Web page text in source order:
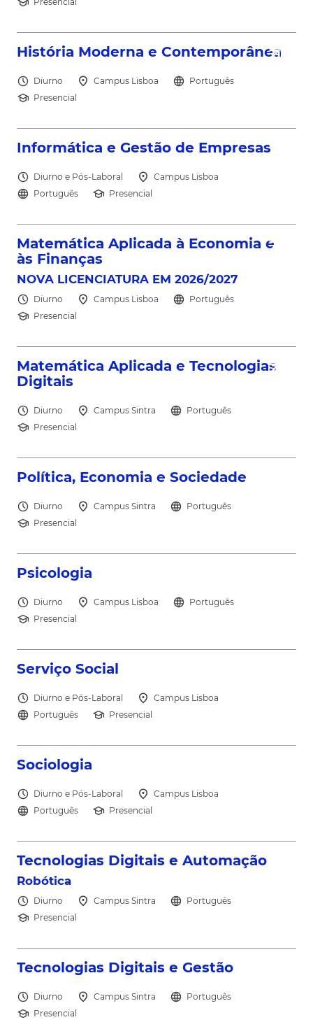
north_east
História Moderna e Contemporânea
schedule Diurno location_on Campus Lisboa language Português
school Presencial
north_east
Informática e Gestão de Empresas
schedule Diurno e Pós-Laboral location_on Campus Lisboa
language Português school Presencial
north_east
Matemática Aplicada à Economia e
às Finanças
NOVA LICENCIATURA EM 2026/2027
schedule Diurno location_on Campus Lisboa language Português
school Presencial
north_east
Matemática Aplicada e Tecnologias
Digitais
schedule Diurno location_on Campus Sintra language Português
school Presencial
Política, Economia e Sociedade
schedule Diurno location_on Campus Sintra language Português
school Presencial
Psicologia
schedule Diurno location_on Campus Lisboa language Português
school Presencial
Serviço Social
schedule Diurno e Pós-Laboral location_on Campus Lisboa
language Português school Presencial
Sociologia
schedule Diurno e Pós-Laboral location_on Campus Lisboa
language Português school Presencial
north_east
Tecnologias Digitais e Automação
Robótica
schedule Diurno location_on Campus Sintra language Português
school Presencial
Tecnologias Digitais e Gestão
schedule Diurno location_on Campus Sintra language Português
school Presencial